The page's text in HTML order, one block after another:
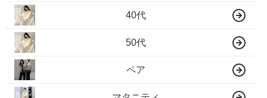
40代
50代
ペア